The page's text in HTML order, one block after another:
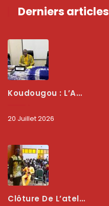
Derniers articles
Koudougou : L’ARCEP Renforce Le Dialogue Avec Les Associations De Consommateurs Pour Mieux Protéger Les Usagers
20 Juillet 2026
Clôture De L’atelier National : L’ARCEP Et Les Collectivités Territoriales Consolident Leur Partenariat Pour Booster La Qualité Des Services Numériques